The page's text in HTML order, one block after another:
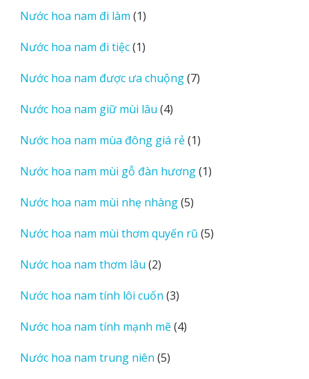
phẩm
Nước hoa nam đi làm 11
phẩm
Nước hoa nam đi tiệc 11
phẩm
Nước hoa nam được ưa chuộng 77
Nước hoa nam giữ mùi lâu 44
phẩm
Nước hoa nam mùa đông giá rẻ 11
phẩm
Nước hoa nam mùi gỗ đàn hương 11
Nước hoa nam mùi nhẹ nhàng 55
phẩm
Nước hoa nam mùi thơm quyến rũ 55
Nước hoa nam thơm lâu 22
phẩm
Nước hoa nam tính lôi cuốn 33
phẩm
Nước hoa nam tính mạnh mẽ 44
Nước hoa nam trung niên 55